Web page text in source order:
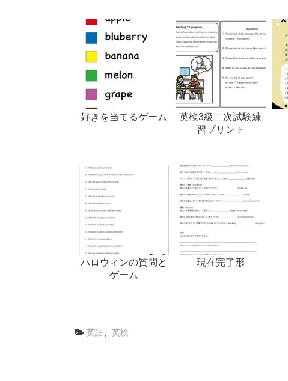
好きを当てるゲーム
英検3級二次試験練
習プリント
ハロウィンの質問と
ゲーム
現在完了形
英語、 英検